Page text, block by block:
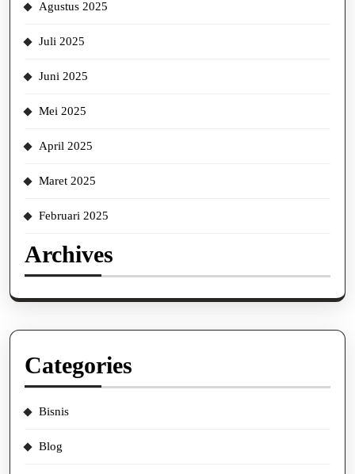
Agustus 2025
Juli 2025
Juni 2025
Mei 2025
April 2025
Maret 2025
Februari 2025
Archives
Categories
Bisnis
Blog